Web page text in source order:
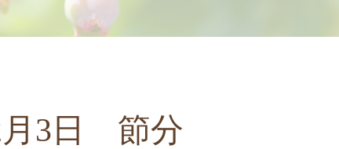
3日 節分